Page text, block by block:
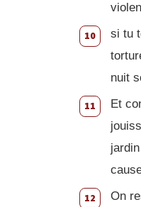
10
si tu
nuit
11
Et
12
On